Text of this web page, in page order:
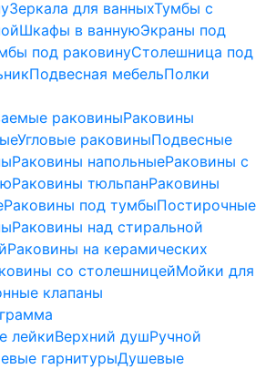
Зеркала для ванныхТумбы с
Шкафы в ваннуюЭкраны под
под раковинуСтолешница под
Подвесная мебельПолки
раковиныРаковины
Угловые раковиныПодвесные
Раковины напольныеРаковины с
Раковины тюльпанРаковины
Раковины под тумбыПостирочные
Раковины над стиральной
Раковины на керамических
со столешницейМойки для
клапаны
лейкиВерхний душРучной
гарнитурыДушевые